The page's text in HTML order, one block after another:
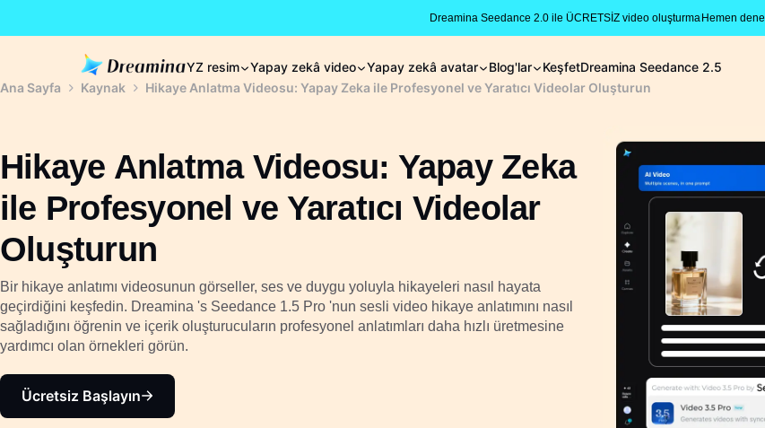
Dreamina Seedance 2.0 ile ÜCRETSİZ video oluşturma Hemen dene
YZ resim Yapay zekâ video Yapay zekâ avatar Blog'lar KeşfetDreamina Seedance 2.5
Ana Sayfa
Kaynak Hikaye Anlatma Videosu: Yapay Zeka ile Profesyonel ve Yaratıcı Videolar Oluşturun
Hikaye Anlatma Videosu: Yapay Zeka
ile Profesyonel ve Yaratıcı Videolar
Oluşturun
Bir hikaye anlatımı videosunun görseller, ses ve duygu yoluyla hikayeleri nasıl hayata
geçirdiğini keşfedin. Dreamina 's Seedance 1.5 Pro 'nun sesli video hikaye anlatımını nasıl
sağladığını öğrenin ve içerik oluşturucuların profesyonel anlatımları daha hızlı üretmesine
yardımcı olan örnekleri görün.
Ücretsiz Başlayın